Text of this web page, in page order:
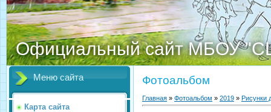
Официальный сайт МБОУ
Меню сайта
Карта сайта
Фотоальбом
Главная » Фотоальбом » 2019 » Рисунки